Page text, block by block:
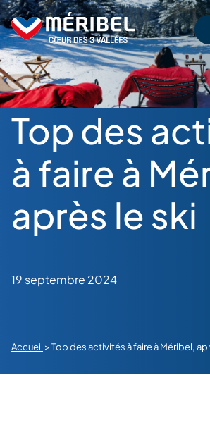
Skip
to
content
Top des
à faire à
après le ski
19 septembre 2024
Accueil >Top des activités à faire à Méribel,